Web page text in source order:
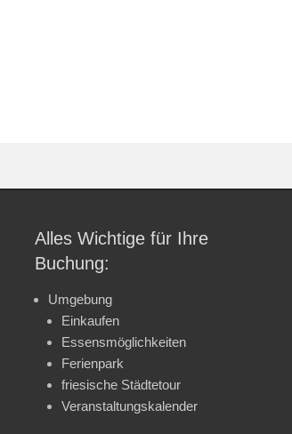
Alles Wichtige für Ihre
Buchung:
Umgebung
Einkaufen
Essensmöglichkeiten
Ferienpark
friesische Städtetour
Veranstaltungskalender